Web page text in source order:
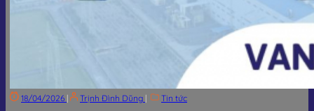
18/04/2026 | Trịnh Đình Dũng | Tin tức